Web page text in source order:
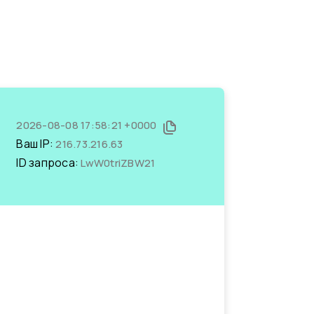
2026-08-08 17:58:21 +0000
Ваш IP:216.73.216.63
ID запроса:LwW0triZBW21